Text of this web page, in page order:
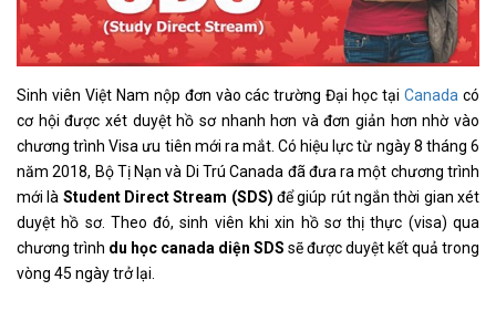
Sinh viên Việt Nam nộp đơn vào các trường Đại học tạiCanada có
cơ hội được xét duyệt hồ sơ nhanh hơn và đơn giản hơn nhờ vào
chương trình Visa ưu tiên mới ra mắt. Có hiệu lực từ ngày 8 tháng 6
năm 2018, Bộ Tị Nạn và Di Trú Canada đã đưa ra một chương trình
mới là Student Direct Stream (SDS) để giúp rút ngắn thời gian xét
duyệt hồ sơ. Theo đó, sinh viên khi xin hồ sơ thị thực (visa) qua
chương trình du học canada diện SDS sẽ được duyệt kết quả trong
vòng 45 ngày trở lại.